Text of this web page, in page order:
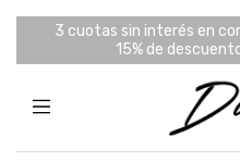
3 cuotas sin interés en
15% de